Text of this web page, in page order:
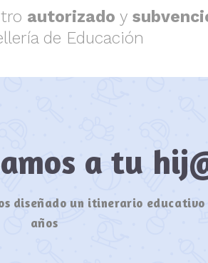
autorizado y
de Educación
a tu
diseñado un itinerario educativo
años